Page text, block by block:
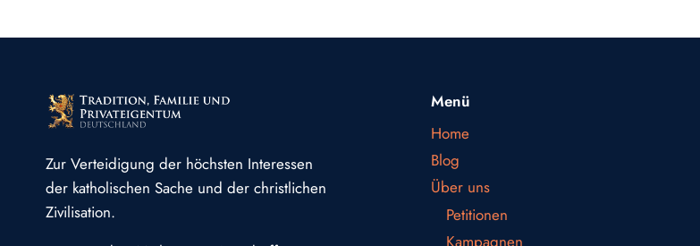
Zur Verteidigung der höchsten Interessen
der katholischen Sache und der christlichen
Zivilisation.
Menü
Home
Blog
Über uns
Petitionen
Kampagnen